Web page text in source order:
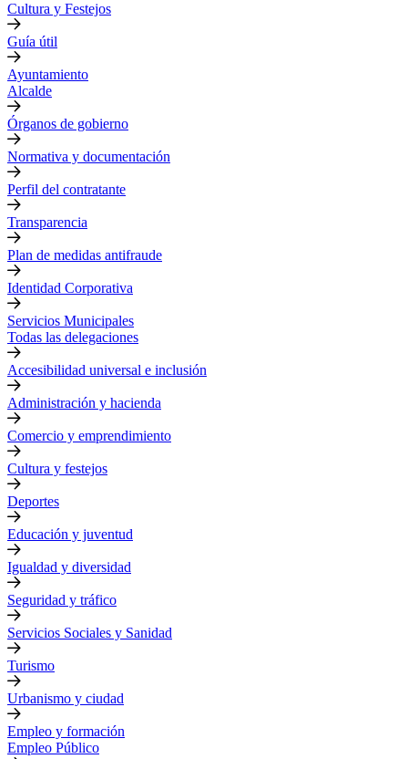
Cultura y Festejos
Guía útil
Ayuntamiento
Alcalde
Órganos de gobierno
Normativa y documentación
Perfil del contratante
Transparencia
Plan de medidas antifraude
Identidad Corporativa
Servicios Municipales
Todas las delegaciones
Accesibilidad universal e inclusión
Administración y hacienda
Comercio y emprendimiento
Cultura y festejos
Deportes
Educación y juventud
Igualdad y diversidad
Seguridad y tráfico
Servicios Sociales y Sanidad
Turismo
Urbanismo y ciudad
Empleo y formación
Empleo Público